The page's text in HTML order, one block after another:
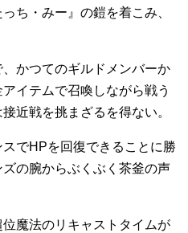
ち・みー』の鎧を着こみ、
かつてのギルドメンバーか
イテムで召喚しながら戦う
近戦を挑まざるを得ない。
でHPを回復できることに勝
の腕からぶくぶく茶釜の声
魔法のリキャストタイムが